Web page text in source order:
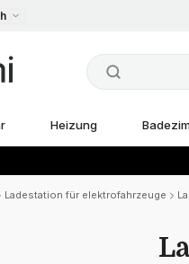
Heizung
Ladestation für elektrofahrzeuge